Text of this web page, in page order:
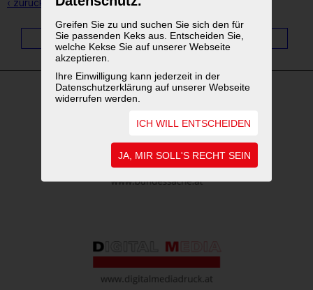
Greifen Sie zu und suchen Sie sich den für
Sie passenden Keks aus. Entscheiden Sie,
welche Kekse Sie auf unserer Webseite
akzeptieren.
Ihre Einwilligung kann jederzeit in der
Datenschutzerklärung auf unserer Webseite
widerrufen werden.
ICH WILL ENTSCHEIDEN
JA, MIR SOLL'S RECHT SEIN
1 ... 4 5 6 7 8 9 10